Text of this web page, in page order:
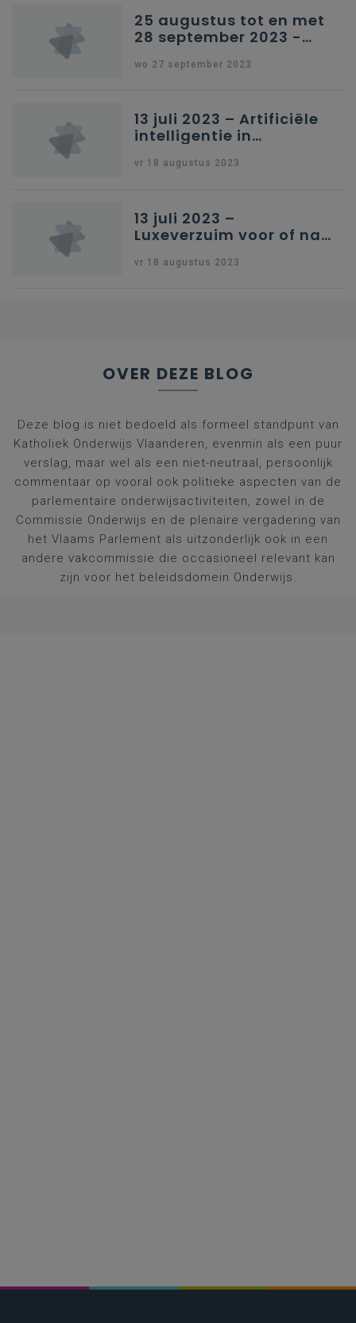
25 augustus tot en met
28 september 2023 -
wo 27 september 2023
13 juli 2023 – Artificiële
intelligentie in
vr 18 augustus 2023
13 juli 2023 –
Luxeverzuim voor of na
vr 18 augustus 2023
OVER DEZE BLOG
Deze blog is niet bedoeld als formeel standpunt van
Katholiek Onderwijs Vlaanderen, evenmin als een puur
verslag, maar wel als een niet-neutraal, persoonlijk
commentaar op vooral ook politieke aspecten van de
parlementaire onderwijsactiviteiten, zowel in de
Commissie Onderwijs en de plenaire vergadering van
het Vlaams Parlement als uitzonderlijk ook in een
andere vakcommissie die occasioneel relevant kan
zijn voor het beleidsdomein Onderwijs.